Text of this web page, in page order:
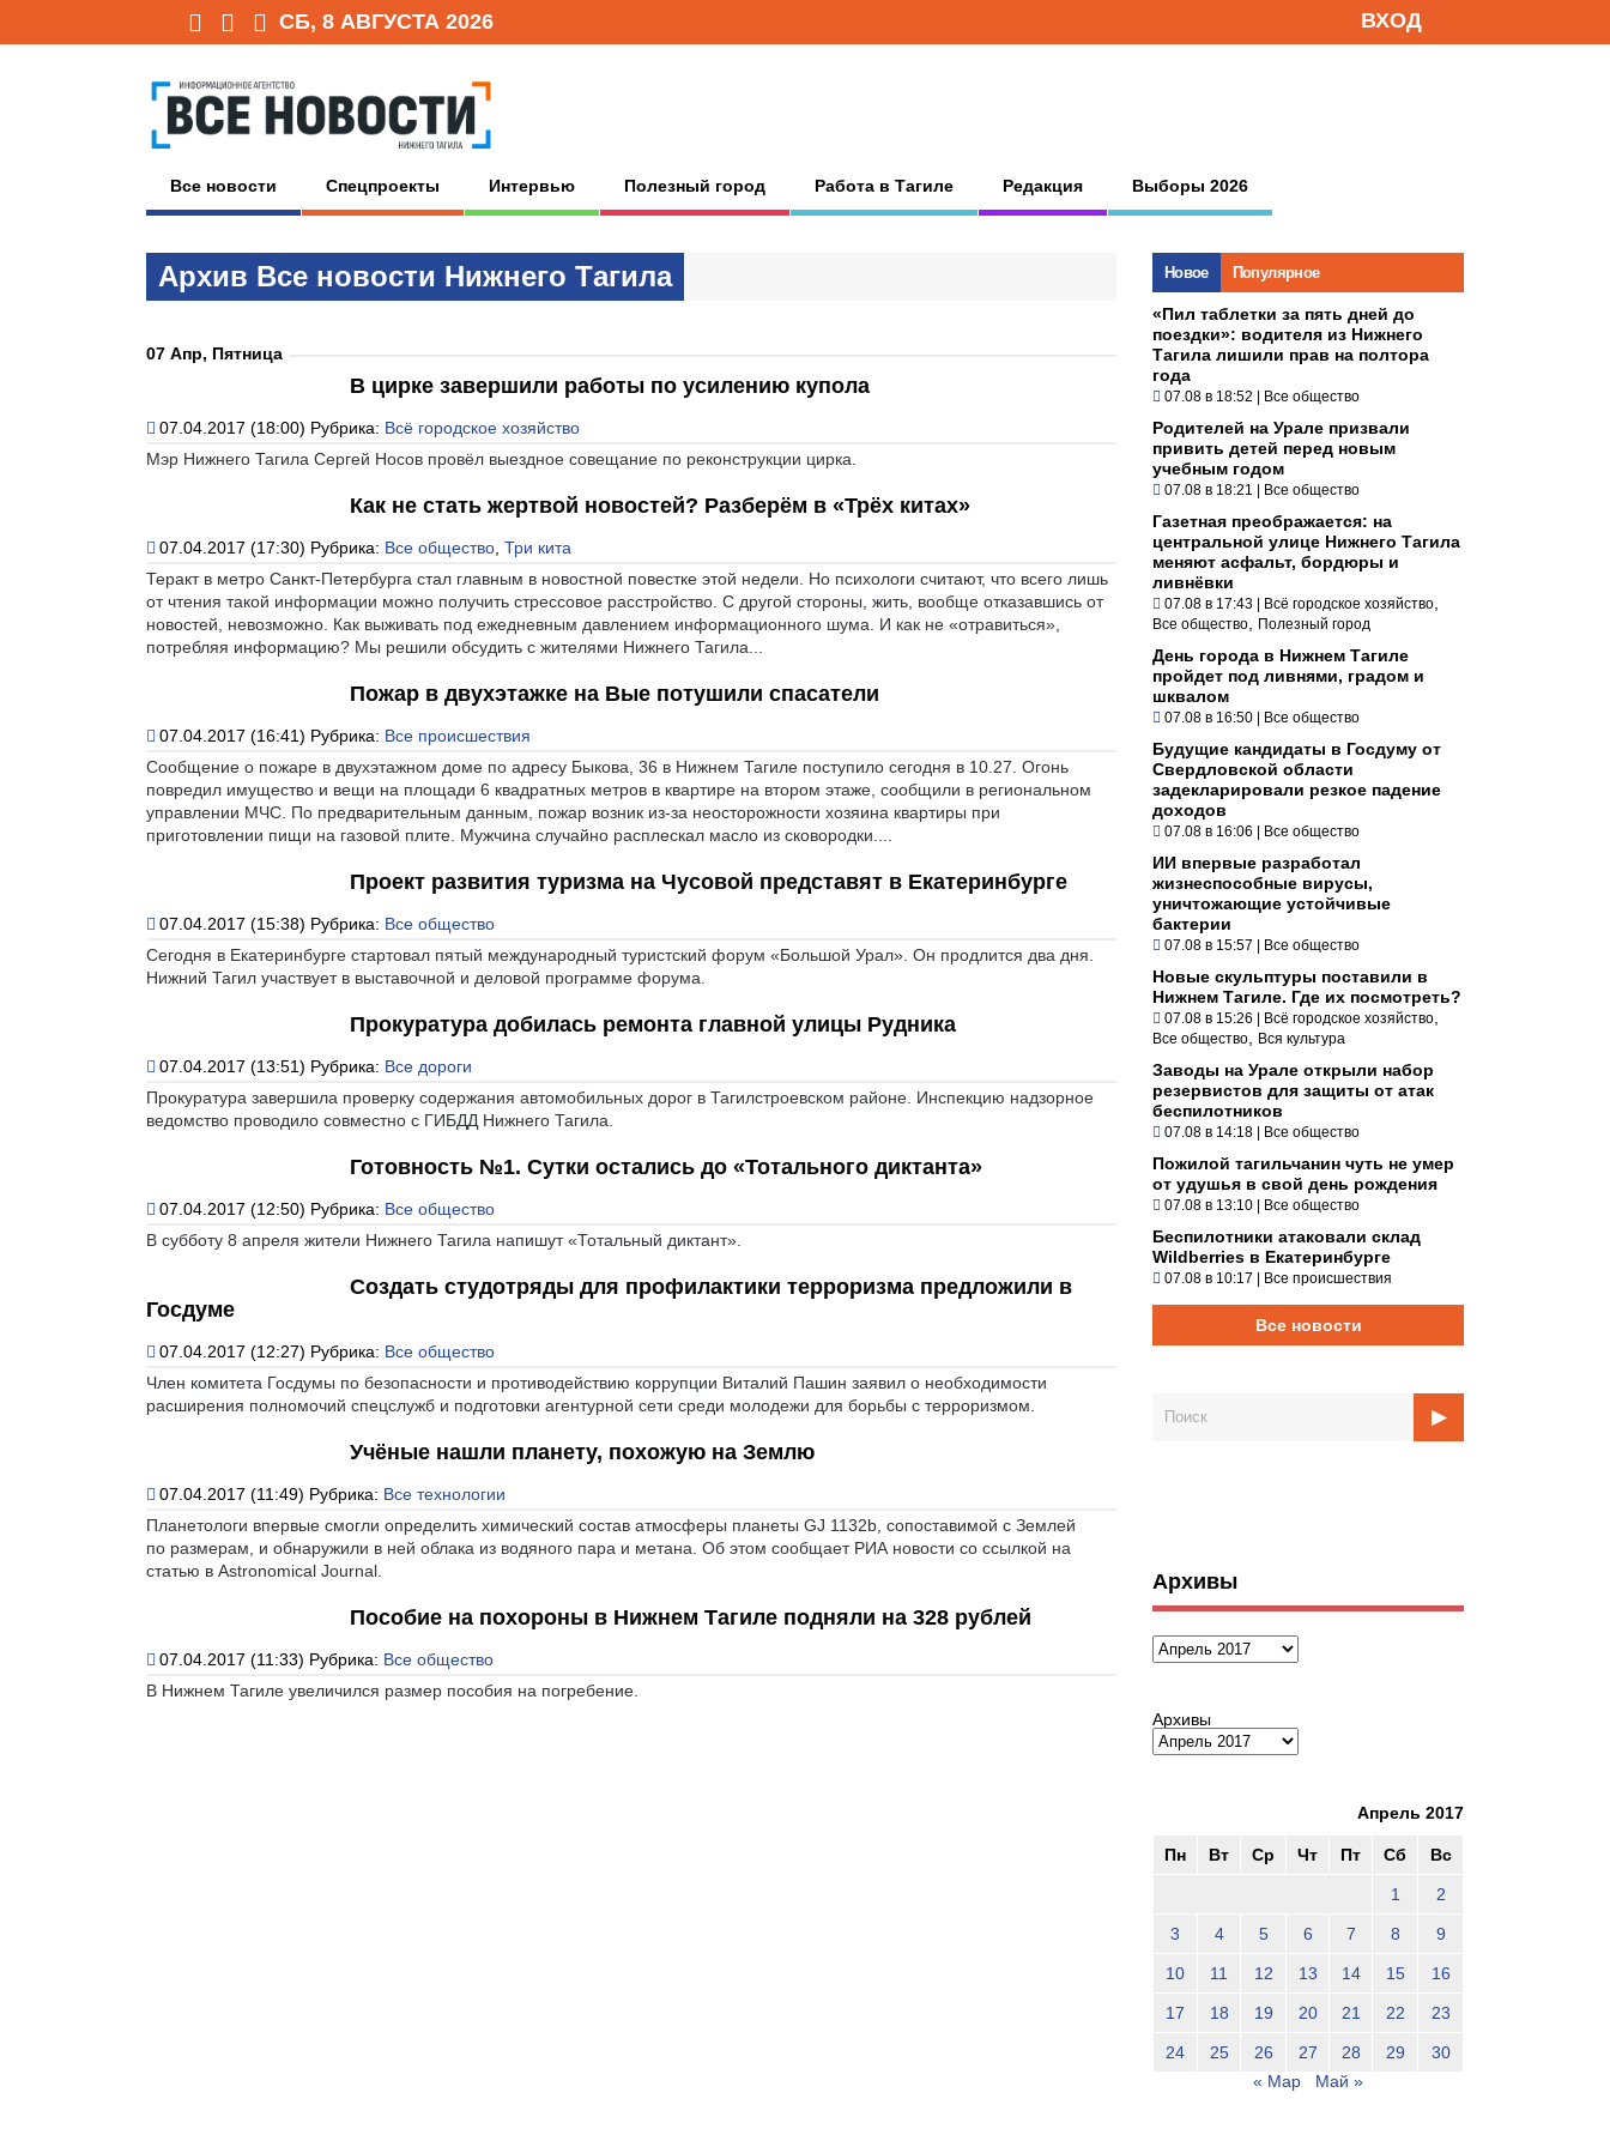
СБ, 8 АВГУСТА 2026 ВХОД
Все новости Спецпроекты Интервью Полезный город Работа в Тагиле Редакция Выборы 2026
Архив Всe нoвoсти Нижнегo Тaгилa
07 Апр, Пятница
В цирке завершили работы по усилению купола
07.04.2017 (18:00) Рубрика: Всё городское хозяйство
Мэр Нижнего Тагила Сергей Носов провёл выездное совещание по реконструкции цирка.
Как не стать жертвой новостей? Разберём в «Трёх китах»
07.04.2017 (17:30) Рубрика: Все общество Три кита
Теракт в метро Санкт-Петербурга стал главным в новостной повестке этой недели. Но психологи считают, что всего лишь
от чтения такой информации можно получить стрессовое расстройство. С другой стороны, жить, вообще отказавшись от
новостей, невозможно. Как выживать под ежедневным давлением информационного шума. И как не «отравиться»,
потребляя информацию? Мы решили обсудить с жителями Нижнего Тагила...
Пожар в двухэтажке на Вые потушили спасатели
07.04.2017 (16:41) Рубрика: Все происшествия
Сообщение о пожаре в двухэтажном доме по адресу Быкова, 36 в Нижнем Тагиле поступило сегодня в 10.27. Огонь
повредил имущество и вещи на площади 6 квадратных метров в квартире на втором этаже, сообщили в региональном
управлении МЧС. По предварительным данным, пожар возник из-за неосторожности хозяина квартиры при
приготовлении пищи на газовой плите. Мужчина случайно расплескал масло из сковородки....
Проект развития туризма на Чусовой представят в Екатеринбурге
07.04.2017 (15:38) Рубрика: Все общество
Сегодня в Екатеринбурге стартовал пятый международный туристский форум «Большой Урал». Он продлится два дня.
Нижний Тагил участвует в выставочной и деловой программе форума.
Прокуратура добилась ремонта главной улицы Рудника
07.04.2017 (13:51) Рубрика: Все дороги
Прокуратура завершила проверку содержания автомобильных дорог в Тагилстроевском районе. Инспекцию надзорное
ведомство проводило совместно с ГИБДД Нижнего Тагила.
Готовность №1. Сутки остались до «Тотального диктанта»
07.04.2017 (12:50) Рубрика: Все общество
В субботу 8 апреля жители Нижнего Тагила напишут «Тотальный диктант».
Создать студотряды для профилактики терроризма предложили в
Госдуме
07.04.2017 (12:27) Рубрика: Все общество
Член комитета Госдумы по безопасности и противодействию коррупции Виталий Пашин заявил о необходимости
расширения полномочий спецслужб и подготовки агентурной сети среди молодежи для борьбы с терроризмом.
Учёные нашли планету, похожую на Землю
07.04.2017 (11:49) Рубрика: Все технологии
Планетологи впервые смогли определить химический состав атмосферы планеты GJ 1132b, сопоставимой с Землей
по размерам, и обнаружили в ней облака из водяного пара и метана. Об этом сообщает РИА новости со ссылкой на
статью в Astronomical Journal.
Пособие на похороны в Нижнем Тагиле подняли на 328 рублей
07.04.2017 (11:33) Рубрика: Все общество
В Нижнем Тагиле увеличился размер пособия на погребение.
Новое Популярное
«Пил таблетки за пять дней до
поездки»: водителя из Нижнего
Тагила лишили прав на полтора
года
07.08 в 18:52 | Все общество
Родителей на Урале призвали
привить детей перед новым
учебным годом
07.08 в 18:21 | Все общество
Газетная преображается: на
центральной улице Нижнего Тагила
меняют асфальт, бордюры и
ливнёвки
07.08 в 17:43 | Всё городское хозяйство
Все общество Полезный город
День города в Нижнем Тагиле
пройдет под ливнями, градом и
шквалом
07.08 в 16:50 | Все общество
Будущие кандидаты в Госдуму от
Свердловской области
задекларировали резкое падение
доходов
07.08 в 16:06 | Все общество
ИИ впервые разработал
жизнеспособные вирусы,
уничтожающие устойчивые
бактерии
07.08 в 15:57 | Все общество
Новые скульптуры поставили в
Нижнем Тагиле. Где их посмотреть?
07.08 в 15:26 | Всё городское хозяйство
Все общество Вся культура
Заводы на Урале открыли набор
резервистов для защиты от атак
беспилотников
07.08 в 14:18 | Все общество
Пожилой тагильчанин чуть не умер
от удушья в свой день рождения
07.08 в 13:10 | Все общество
Беспилотники атаковали склад
Wildberries в Екатеринбурге
07.08 в 10:17 | Все происшествия
Все новости
Архивы
Архивы
Архивы
Апрель 2017
Пн Вт Ср Чт Пт Сб Вс
1 2
3 4 5 6 7 8 9
10 11 12 13 14 15 16
17 18 19 20 21 22 23
24 25 26 27 28 29
30
« Мар
Май »